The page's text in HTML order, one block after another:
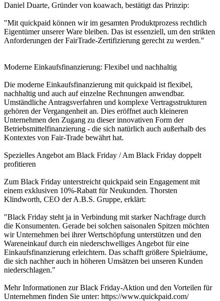
Daniel Duarte, Gründer von koawach, bestätigt das Prinzip:
"Mit quickpaid können wir im gesamten Produktprozess rechtlich
Eigentümer unserer Ware bleiben. Das ist essenziell, um den strikten
Anforderungen der FairTrade-Zertifizierung gerecht zu werden."
Moderne Einkaufsfinanzierung: Flexibel und nachhaltig
Die moderne Einkaufsfinanzierung mit quickpaid ist flexibel,
nachhaltig und auch auf einzelne Rechnungen anwendbar.
Umständliche Antragsverfahren und komplexe Vertragsstrukturen
gehören der Vergangenheit an. Dies eröffnet auch kleineren
Unternehmen den Zugang zu dieser innovativen Form der
Betriebsmittelfinanzierung - die sich natürlich auch außerhalb des
Kontextes von Fair-Trade bewährt hat.
Spezielles Angebot am Black Friday / Am Black Friday doppelt
profitieren
Zum Black Friday unterstreicht quickpaid sein Engagement mit
einem exklusiven 10%-Rabatt für Neukunden. Thorsten
Klindworth, CEO der A.B.S. Gruppe, erklärt:
"Black Friday steht ja in Verbindung mit starker Nachfrage durch
die Konsumenten. Gerade bei solchen saisonalen Spitzen möchten
wir Unternehmen bei ihrer Wertschöpfung unterstützen und den
Wareneinkauf durch ein niederschwelliges Angebot für eine
Einkaufsfinanzierung erleichtern. Das schafft größere Spielräume,
die sich nachher auch in höheren Umsätzen bei unseren Kunden
niederschlagen."
Mehr Informationen zur Black Friday-Aktion und den Vorteilen für
Unternehmen finden Sie unter: https://www.quickpaid.com/